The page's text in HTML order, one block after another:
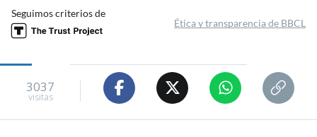
Seguimos criterios de
Ética y transparencia de BBCL
3037
visitas